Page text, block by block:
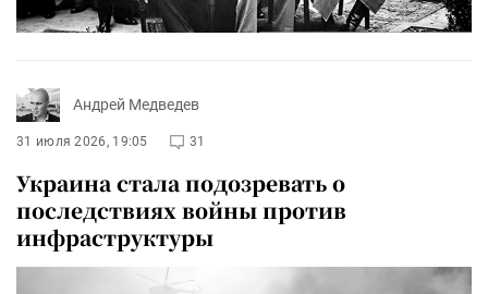
Андрей Медведев
31 июля 2026, 19:05 31
Украина стала подозревать о
последствиях войны против
инфраструктуры